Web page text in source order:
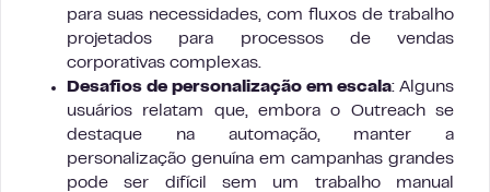
para suas necessidades, com fluxos de trabalho
projetados para processos de vendas
corporativas complexas.
Desafios de personalização em escala: Alguns
usuários relatam que, embora o Outreach se
destaque na automação, manter a
personalização genuína em campanhas grandes
pode ser difícil sem um trabalho manual